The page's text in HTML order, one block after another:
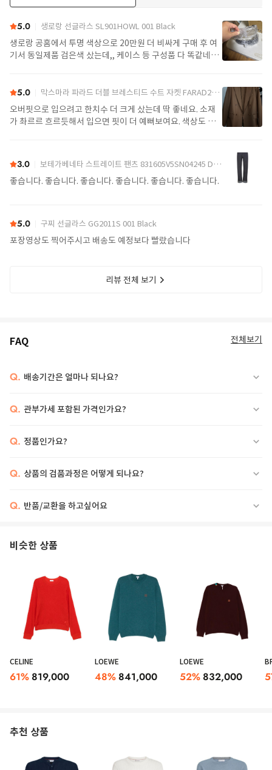
5.0 생로랑 선글라스 SL901HOWL 001 Black
생로랑 공홈에서 투명 색상으로 20만원 더 비싸게 구매 후 여
기서 동일제품 검은색 샀는데,, 케이스 등 구성품 다 똑같네요
5.0 막스마라 파라드 더블 브레스티드 수트 자켓 FARAD2521046122600004 Camel
오버핏으로 입으려고 한치수 더 크게 샀는데 딱 좋네요. 소재
가 촤르르 흐르듯해서 입으면 핏이 더 예뻐보여요. 색상도 제
3.0 보테가베네타 스트레이트 팬츠 831605V5SN04245 Denim
좋습니다. 좋습니다. 좋습니다. 좋습니다. 좋습니다. 좋습니다.
5.0 구찌 선글라스 GG2011S 001 Black
포장영상도 찍어주시고 배송도 예정보다 빨랐습니다
리뷰 전체 보기
FAQ 전체보기
Q. 배송기간은 얼마나 되나요?
Q. 관부가세 포함된 가격인가요?
Q. 정품인가요?
Q. 상품의 검품과정은 어떻게 되나요?
Q. 반품/교환을 하고싶어요
비슷한 상품
CELINE
61%819,000
LOEWE
48%841,000
LOEWE
52%832,000
추천 상품